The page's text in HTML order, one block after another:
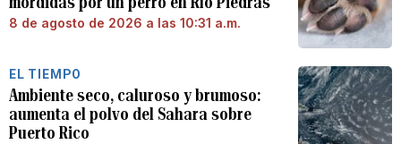
8 de agosto de 2026 a las 10:31 a.m.
EL TIEMPO
Ambiente seco, caluroso y brumoso:
aumenta el polvo del Sahara sobre
Puerto Rico